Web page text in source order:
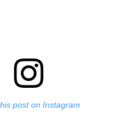
post on Instagram